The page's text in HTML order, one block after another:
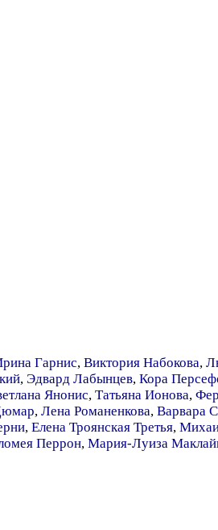
Гарнис, Виктория Набокова,
, Эдвард Лабынцев, Кора
Янонис, Татьяна Ионова,
, Лена Романенкова, Варвара
, Елена Троянская Третья,
Перрон, Мария-Луиза